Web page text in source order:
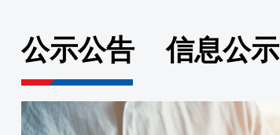
公示公告 信息公示